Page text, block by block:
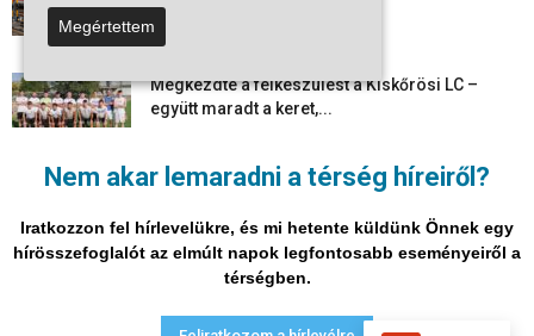
Nem akar lemaradni a térség híreiről?
Iratkozzon fel hírlevelükre, és mi hetente küldünk Önnek egy
hírösszefoglalót az elmúlt napok legfontosabb eseményeiről a
térségben.
vasútvonalon
2026-08-06
Megkezdte a felkészülést a Kiskőrösi LC –
együtt maradt a keret,...
szabadulni a kontinens a...
2026-08-05
Megértettem